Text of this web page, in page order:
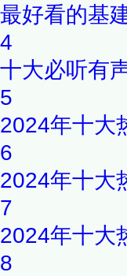
最好看的基
4
十大必听有
5
2024年十大
6
2024年十大
7
2024年十大
8